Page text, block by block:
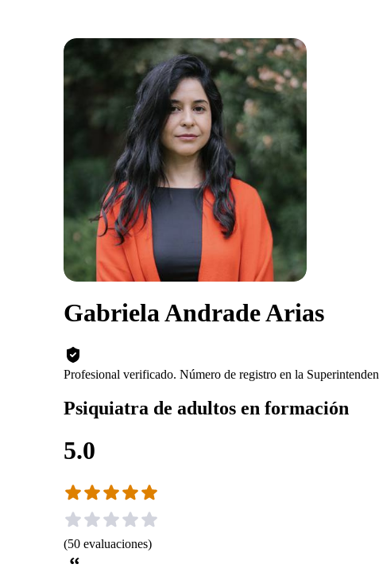
Gabriela Andrade Arias
Profesional verificado. Número de registro en la
Psiquiatra de adultos en formación
5.0
(50 evaluaciones)